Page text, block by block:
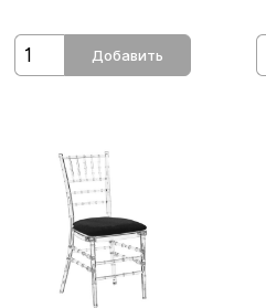
Добавить